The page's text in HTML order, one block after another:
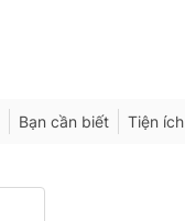
Bạn cần biết Tiện ích